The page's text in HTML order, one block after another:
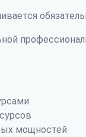
мощностей